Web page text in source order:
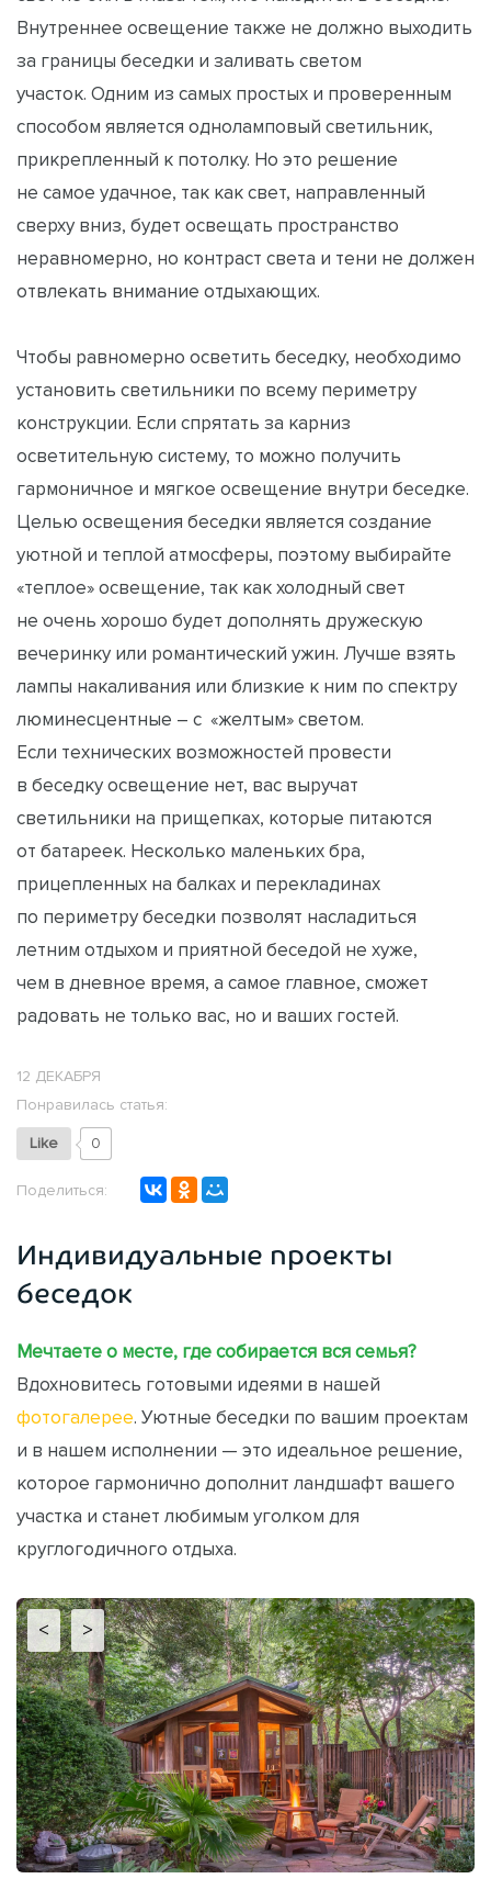
Внутреннее освещение также не должно выходить
за границы беседки и заливать светом
участок. Одним из самых простых и проверенным
способом является одноламповый светильник,
прикрепленный к потолку. Но это решение
не самое удачное, так как свет, направленный
сверху вниз, будет освещать пространство
неравномерно, но контраст света и тени не должен
отвлекать внимание отдыхающих.
Чтобы равномерно осветить беседку, необходимо
установить светильники по всему периметру
конструкции. Если спрятать за карниз
осветительную систему, то можно получить
гармоничное и мягкое освещение внутри беседке.
Целью освещения беседки является создание
уютной и теплой атмосферы, поэтому выбирайте
«теплое» освещение, так как холодный свет
не очень хорошо будет дополнять дружескую
вечеринку или романтический ужин. Лучше взять
лампы накаливания или близкие к ним по спектру
люминесцентные – с «желтым» светом.
Если технических возможностей провести
в беседку освещение нет, вас выручат
светильники на прищепках, которые питаются
от батареек. Несколько маленьких бра,
прицепленных на балках и перекладинах
по периметру беседки позволят насладиться
летним отдыхом и приятной беседой не хуже,
чем в дневное время, а самое главное, сможет
радовать не только вас, но и ваших гостей.
12 ДЕКАБРЯ
Понравилась статья:
Like 0
Поделиться:
Индивидуальные проекты
беседок
Мечтаете о месте, где собирается вся семья?
Вдохновитесь готовыми идеями в нашей
фотогалерее. Уютные беседки по вашим проектам
и в нашем исполнении — это идеальное решение,
которое гармонично дополнит ландшафт вашего
участка и станет любимым уголком для
круглогодичного отдыха.
< >